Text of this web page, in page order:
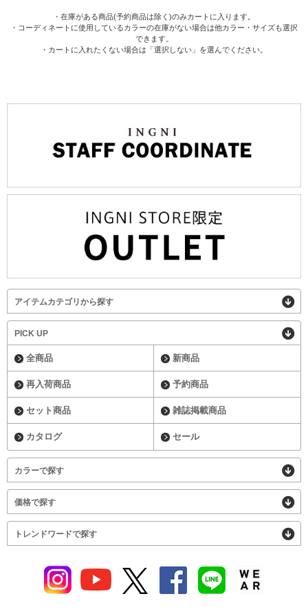
・在庫がある商品(予約商品は除く)のみカートに入ります。
・コーディネートに使用しているカラーの在庫がない場合は他カラー・サイズも選択
できます。
・カートに入れたくない場合は「選択しない」を選んでください。
アイテムカテゴリから探す
PICK UP
全商品 新商品
再入荷商品 予約商品
セット商品 雑誌掲載商品
カタログ セール
カラーで探す
価格で探す
トレンドワードで探す